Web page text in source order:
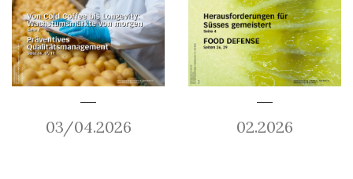
03/04.2026 02.2026